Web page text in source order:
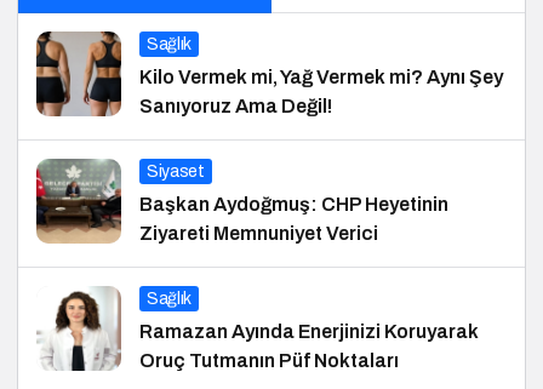
Sağlık
Kilo Vermek mi, Yağ Vermek mi? Aynı Şey
Sanıyoruz Ama Değil!
Siyaset
Başkan Aydoğmuş: CHP Heyetinin
Ziyareti Memnuniyet Verici
Sağlık
Ramazan Ayında Enerjinizi Koruyarak
Oruç Tutmanın Püf Noktaları